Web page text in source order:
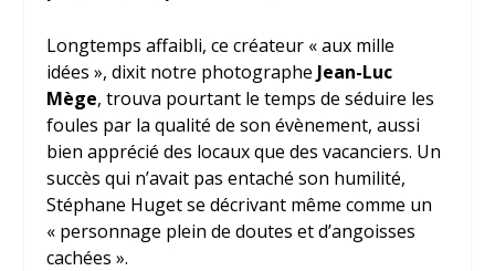
Longtemps affaibli, ce créateur « aux mille
idées », dixit notre photographe Jean-Luc
Mège, trouva pourtant le temps de séduire les
foules par la qualité de son évènement, aussi
bien apprécié des locaux que des vacanciers. Un
succès qui n’avait pas entaché son humilité,
Stéphane Huget se décrivant même comme un
« personnage plein de doutes et d’angoisses
cachées ».